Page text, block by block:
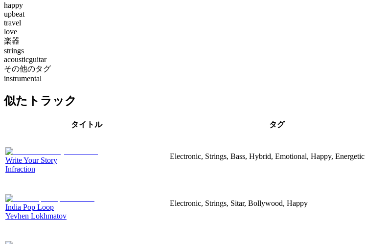
happy
upbeat
travel
love
楽器
strings
acousticguitar
その他のタグ
instrumental
似たトラック
タイトル タグ
Write Your Story
Infraction
Electronic, Strings, Bass, Hybrid, Emotional, Happy, Energetic
India Pop Loop
Yevhen Lokhmatov
Electronic, Strings, Sitar, Bollywood, Happy